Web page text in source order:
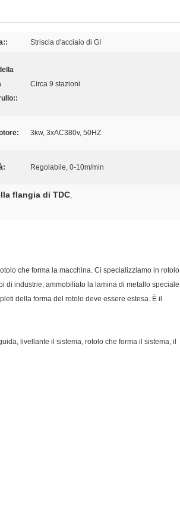
Striscia d'acciaio di GI
Circa 9 stazioni
3kw, 3xAC380v, 50HZ
Regolabile, 0-10m/min
flangia di TDC,
che forma la macchina. Ci specializziamo in rotolo
di industrie, ammobiliato la lamina di metallo speciale
della forma del rotolo deve essere estesa. È il
livellante il sistema, rotolo che forma il sistema, il